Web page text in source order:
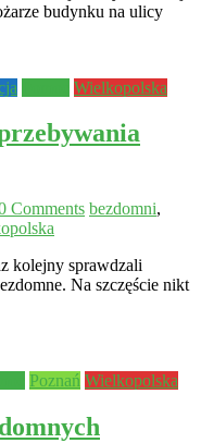
budynku na ulicy
Wielkopolska
Comments bezdomni,
kolejny sprawdzali
Na szczęście nikt
Poznań Wielkopolska